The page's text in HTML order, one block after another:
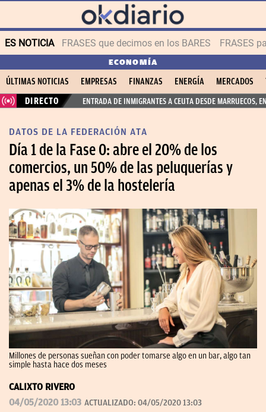
ES NOTICIA FRASES que decimos en los BARES FRASES
ECONOMÍA
ÚLTIMAS NOTICIAS EMPRESAS FINANZAS ENERGÍA MERCADOS
DIRECTO
ENTRADA DE INMIGRANTES A CEUTA DESDE MARRUECOS,
DATOS DE LA FEDERACIÓN ATA
Día 1 de la Fase 0: abre el 20% de los
comercios, un 50% de las peluquerías y
apenas el 3% de la hostelería
Millones de personas sueñan con poder tomarse algo en un bar, algo tan
simple hasta hace dos meses
CALIXTO RIVERO
04/05/2020 13:03 ACTUALIZADO: 04/05/2020 13:03